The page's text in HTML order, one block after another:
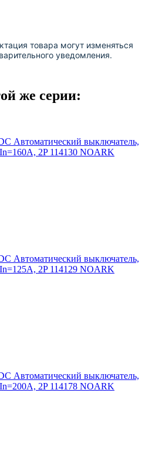
товара могут изменяться
уведомления.
же серии:
Автоматический выключатель,
2P 114130 NOARK
Автоматический выключатель,
2P 114129 NOARK
Автоматический выключатель,
2P 114178 NOARK